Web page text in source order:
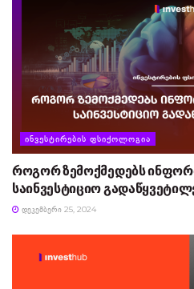
ᲘᲜᲕᲔᲡᲢᲘᲠᲔᲑᲘᲡ ᲤᲡᲘᲥᲝᲚᲝᲒᲘᲐ
როგორ ზემოქმედებს
საინვესტიციო
ᲓᲔᲙᲔᲛᲑᲔᲠᲘ 25, 2024